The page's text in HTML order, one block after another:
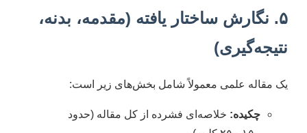
۵. نگارش ساختار یافته (مقدمه، بدنه،
نتیجه‌گیری)
یک مقاله علمی معمولاً شامل بخش‌های زیر است:
چکیده: خلاصه‌ای فشرده از کل مقاله (حدود